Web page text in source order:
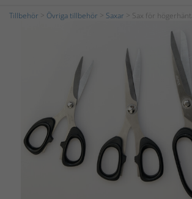
Tillbehör Övriga tillbehör Saxar > Sax för